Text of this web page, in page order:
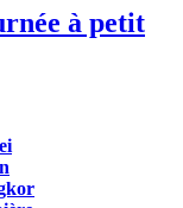
à petit